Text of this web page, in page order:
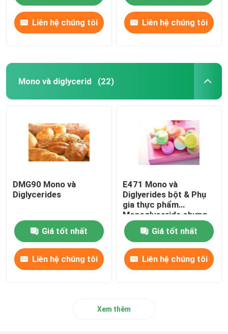
Liên hệ chúng tôi Liên hệ chúng tôi
Mono và diglycerid (22)
DMG90 Mono và
Diglycerides
Giá tốt nhất
Liên hệ chúng tôi
E471 Mono và
Diglyerides bột & Phụ
gia thực phẩm
Monoglyceride chưng
cất
Giá tốt nhất
Liên hệ chúng tôi
Xem thêm